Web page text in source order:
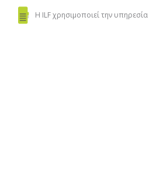
Η ILF χρησιμοποιείτην υπηρεσία